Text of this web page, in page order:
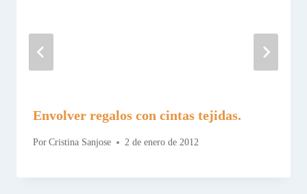
Envolver regalos con cintas tejidas.
Por Cristina Sanjose 2 de enero de 2012